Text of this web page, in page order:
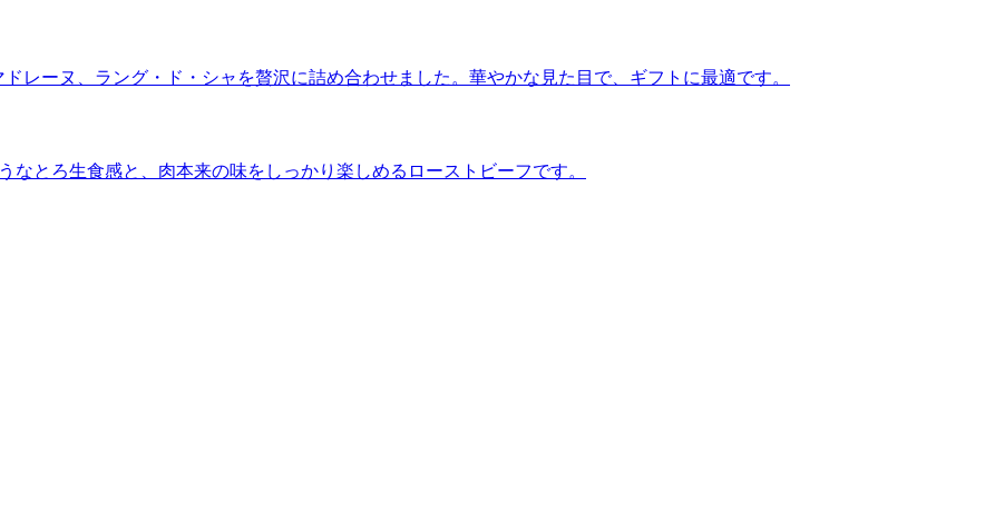
レーヌ、ラング・ド・シャを贅沢に詰め合わせました。華やかな見た目で、ギフトに最適です。
とろ生食感と、肉本来の味をしっかり楽しめるローストビーフです。